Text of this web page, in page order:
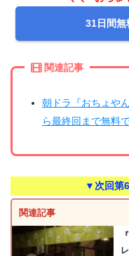
31日間無
関連記事
朝ドラ『おちょや
ら最終回まで無料
▼次回第
関連記事